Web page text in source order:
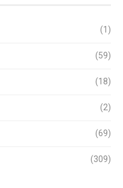
(1)
(59)
(18)
(2)
(69)
(309)